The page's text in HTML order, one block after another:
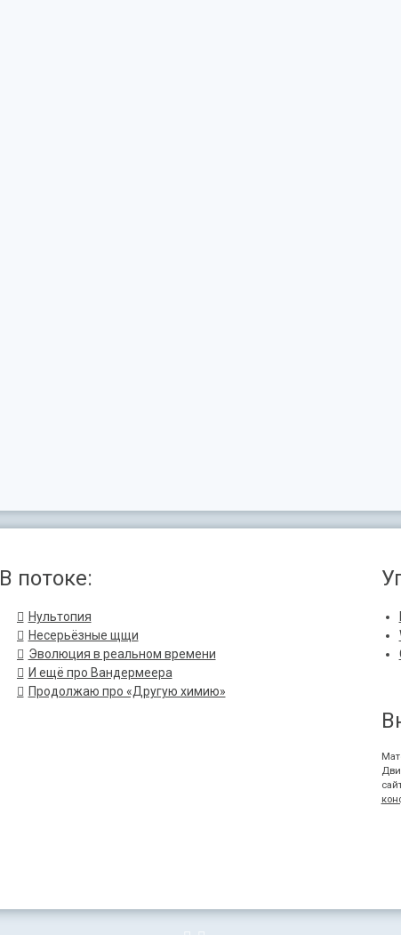
В потоке:
Нультопия
Несерьёзные щщи
Эволюция в реальном времени
И ещё про Вандермеера
Продолжаю про «Другую химию»